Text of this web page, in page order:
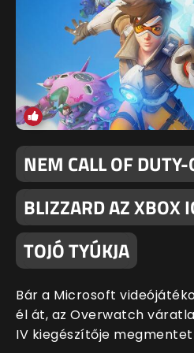
NEM CALL OF
BLIZZARD AZ XBOX
TOJÓ TYÚKJA
Bár a Microsoft
él át, az Overwatch
IV kiegészítője